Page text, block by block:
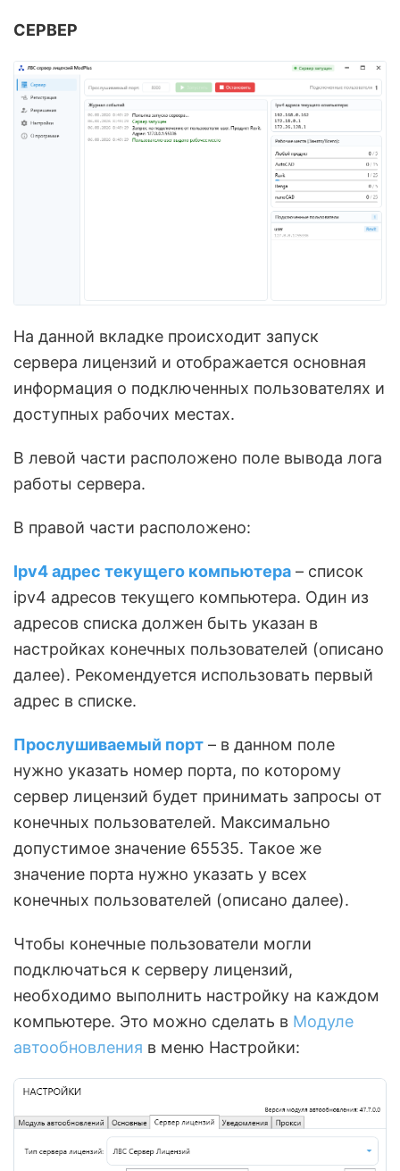
СЕРВЕР
На данной вкладке происходит запуск
сервера лицензий и отображается основная
информация о подключенных пользователях и
доступных рабочих местах.
В левой части расположено поле вывода лога
работы сервера.
В правой части расположено:
Ipv4 адрес текущего компьютера – список
ipv4 адресов текущего компьютера. Один из
адресов списка должен быть указан в
настройках конечных пользователей (описано
далее). Рекомендуется использовать первый
адрес в списке.
Прослушиваемый порт – в данном поле
нужно указать номер порта, по которому
сервер лицензий будет принимать запросы от
конечных пользователей. Максимально
допустимое значение 65535. Такое же
значение порта нужно указать у всех
конечных пользователей (описано далее).
Чтобы конечные пользователи могли
подключаться к серверу лицензий,
необходимо выполнить настройку на каждом
компьютере. Это можно сделать в Модуле
автообновления в меню Настройки: